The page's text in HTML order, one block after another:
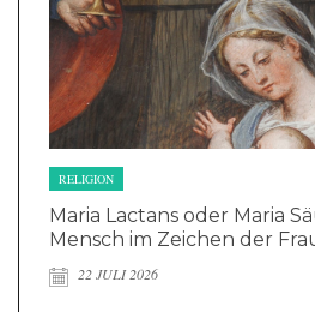
RELIGION
Maria Lactans oder Maria
Mensch im Zeichen der
22 JULI 2026